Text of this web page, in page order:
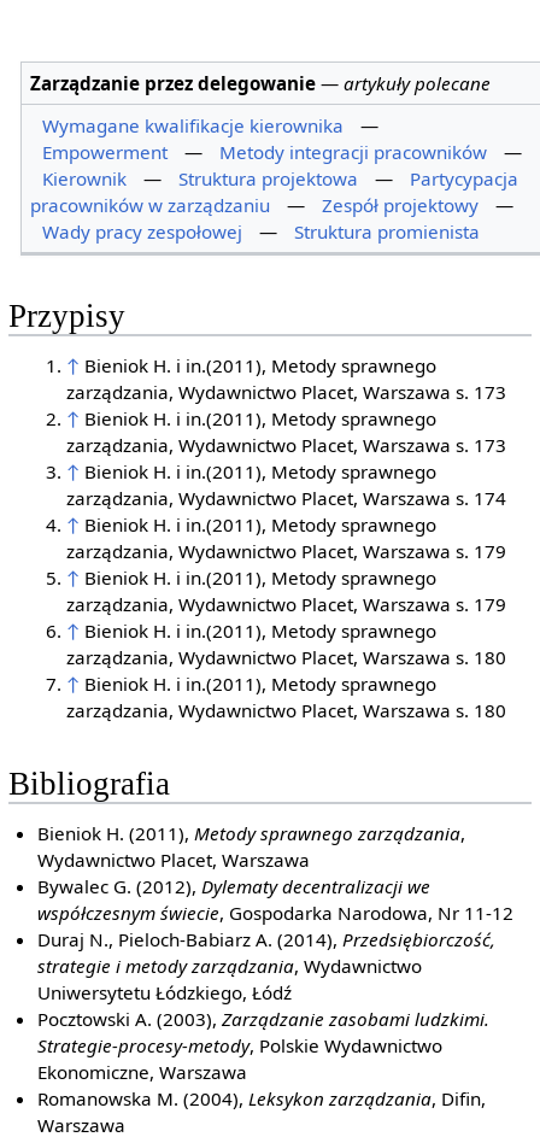
Zarządzanie przez delegowanie —artykuły polecane
Wymagane kwalifikacje kierownika
—
Empowerment
— Metody integracji pracowników
—
Kierownik
— Struktura projektowa —
Partycypacja
pracowników w zarządzaniu
— Zespół projektowy
—
Wady pracy zespołowej
— Struktura promienista
Przypisy
↑ Bieniok H. i in.(2011), Metody sprawnego
zarządzania, Wydawnictwo Placet, Warszawa s. 173
↑ Bieniok H. i in.(2011), Metody sprawnego
zarządzania, Wydawnictwo Placet, Warszawa s. 173
↑ Bieniok H. i in.(2011), Metody sprawnego
zarządzania, Wydawnictwo Placet, Warszawa s. 174
↑ Bieniok H. i in.(2011), Metody sprawnego
zarządzania, Wydawnictwo Placet, Warszawa s. 179
↑ Bieniok H. i in.(2011), Metody sprawnego
zarządzania, Wydawnictwo Placet, Warszawa s. 179
↑ Bieniok H. i in.(2011), Metody sprawnego
zarządzania, Wydawnictwo Placet, Warszawa s. 180
↑ Bieniok H. i in.(2011), Metody sprawnego
zarządzania, Wydawnictwo Placet, Warszawa s. 180
Bibliografia
Bieniok H. (2011),Metody sprawnego zarządzania,
Wydawnictwo Placet, Warszawa
Bywalec G. (2012),Dylematy decentralizacji we
współczesnym świecie, Gospodarka Narodowa, Nr 11-12
Duraj N., Pieloch-Babiarz A. (2014),Przedsiębiorczość,
strategie i metody zarządzania, Wydawnictwo
Uniwersytetu Łódzkiego, Łódź
Pocztowski A. (2003),Zarządzanie zasobami ludzkimi.
Strategie-procesy-metody, Polskie Wydawnictwo
Ekonomiczne, Warszawa
Romanowska M. (2004),Leksykon zarządzania, Difin,
Warszawa